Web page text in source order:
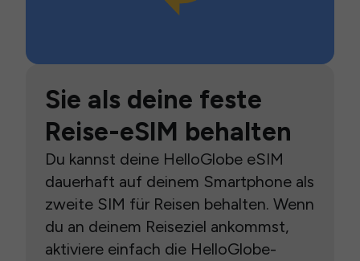
Sie als deine feste
Reise-eSIM behalten
Du kannst deine HelloGlobe eSIM
dauerhaft auf deinem Smartphone als
zweite SIM für Reisen behalten. Wenn
du an deinem Reiseziel ankommst,
aktiviere einfach die HelloGlobe-